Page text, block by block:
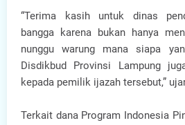
“Terima kasih untuk dinas
bangga karena bukan hanya
nunggu warung mana siapa
Disdikbud Provinsi Lampung
kepada pemilik ijazah tersebut,”
Terkait dana Program Indonesia